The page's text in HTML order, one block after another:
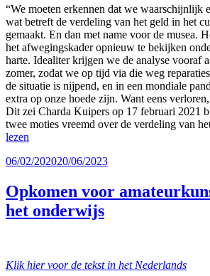
“We moeten erkennen dat we waarschijnlijk
wat betreft de verdeling van het geld in het
gemaakt. En dan met name voor de musea.
het afwegingskader opnieuw te bekijken
harte. Idealiter krijgen we de analyse vooraf
zomer, zodat we op tijd via die weg
de situatie is nijpend, en in een mondiale
extra op onze hoede zijn. Want eens
Dit zei Charda Kuipers op 17 februari 2021
twee moties vreemd over de verdeling van
lezen
Geplaatst
06/02/202020/06/2023
Opkomen voor
het onderwijs
Klik hier voor de tekst in het Nederlands